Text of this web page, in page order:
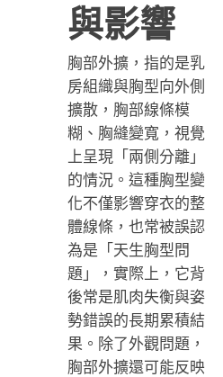
與影響
胸部外擴，指的是乳
房組織與胸型向外側
擴散，胸部線條模
糊、胸縫變寬，視覺
上呈現「兩側分離」
的情況。這種胸型變
化不僅影響穿衣的整
體線條，也常被誤認
為是「天生胸型問
題」，實際上，它背
後常是肌肉失衡與姿
勢錯誤的長期累積結
果。除了外觀問題，
胸部外擴還可能反映